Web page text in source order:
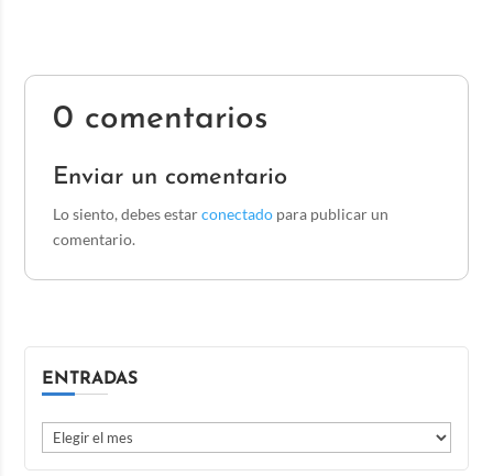
0 comentarios
Enviar un comentario
Lo siento, debes estarconectado para publicar un
comentario.
ENTRADAS